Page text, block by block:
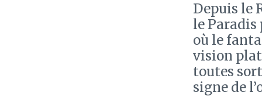
Depuis le
le Paradis
où le
vision
toutes
signe de